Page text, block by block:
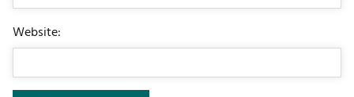
Website: